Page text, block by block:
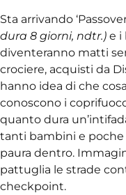
Sta arrivando
dura 8 giorni, ndtr.) e i
diventeranno matti
crociere, acquisti da
hanno idea di che
conoscono i
quanto dura
tanti bambini e poche
paura dentro.
pattuglia le strade
checkpoint.